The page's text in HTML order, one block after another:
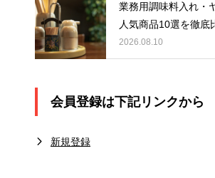
業務用調味料入れ・
人気商品10選を徹底
2026.08.10
会員登録は下記リンクから
新規登録